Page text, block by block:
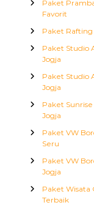
Paket
Favorit
Paket Rafting
Paket Studio
Jogja
Paket Studio
Jogja
Paket
Jogja
Paket VW
Seru
Paket VW
Jogja
Paket Wisata
Terbaik